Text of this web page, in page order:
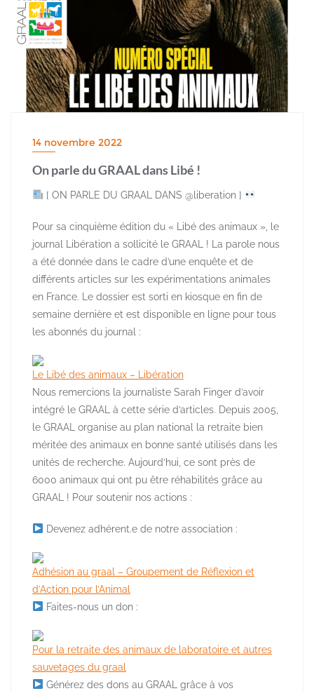
14 novembre 2022
On parle du GRAAL dans Libé !
[ ON PARLE DU GRAAL DANS @liberation]
Pour sa cinquième édition du « Libé des animaux », le
journal Libération a sollicité le GRAAL ! La parole nous
a été donnée dans le cadre d’une enquête et de
différents articles sur les expérimentations animales
en France. Le dossier est sorti en kiosque en fin de
semaine dernière et est disponible en ligne pour tous
les abonnés du journal :
Le Libé des animaux – Libération
Nous remercions la journaliste Sarah Finger d’avoir
intégré le GRAAL à cette série d’articles. Depuis 2005,
le GRAAL organise au plan national la retraite bien
méritée des animaux en bonne santé utilisés dans les
unités de recherche. Aujourd’hui, ce sont près de
6000 animaux qui ont pu être réhabilités grâce au
GRAAL ! Pour soutenir nos actions :
Devenez adhérent.e de notre association :
Adhésion au graal – Groupement de Réflexion et
d’Action pour l’Animal
Faites-nous un don :
Pour la retraite des animaux de laboratoire et autres
sauvetages du graal
Générez des dons au GRAAL grâce à vos